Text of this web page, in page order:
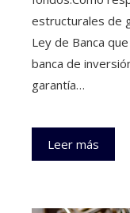
estructurales de
Ley de Banca
banca de
garantía…
Leer más